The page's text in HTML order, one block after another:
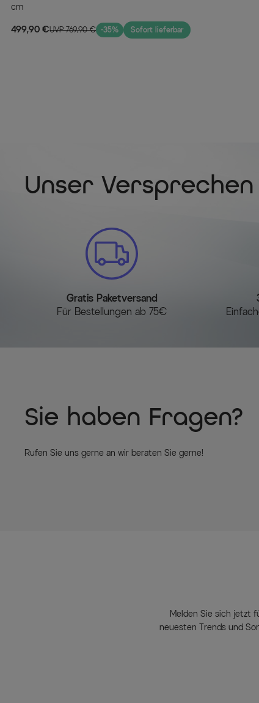
cm
499,90 €UVP 769,90 € -35% Sofort lieferbar
Unser Versprechen
Gratis Paketversand
Für Bestellungen ab 75€
Sie haben Fragen?
Rufen Sie uns gerne an wir beraten Sie gerne!
Melden Sie sich jetzt
neuesten Trends und